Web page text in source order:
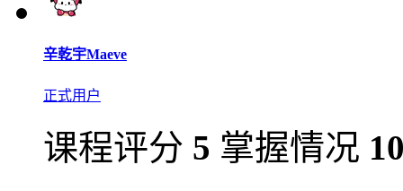
辛乾宇Maeve
正式用户
课程评分 5 掌握情况